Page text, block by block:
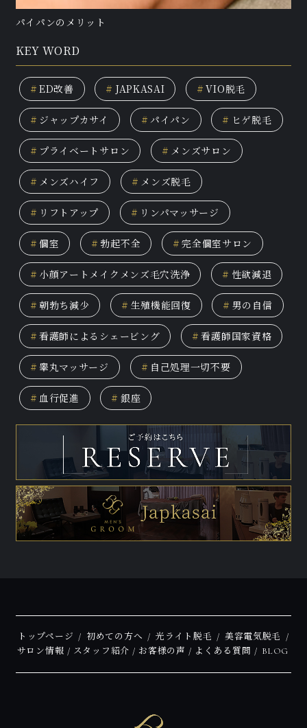
パイパンのメリット
KEY WORD
# ED改善 # JAPKASAI # VIO脱毛
# ジャップカサイ # パイパン # ヒゲ脱毛
# プライベートサロン # メンズサロン
# メンズハイフ # メンズ脱毛
# リフトアップ # リンパマッサージ
# 個室 # 勃起不全 # 完全個室サロン
# 小顔アートメイクメンズ毛穴洗浄 # 性欲減退
# 朝勃ち減少 # 生殖機能回復 # 男の自信
# 看護師によるシェービング # 看護師国家資格
# 睾丸マッサージ # 自己処理一切不要
# 血行促進 # 銀座
トップページ 初めての方へ 光ライト脱毛
美容電気脱毛
サロン情報
スタッフ紹介 お客様の声 よくある質問 BLOG